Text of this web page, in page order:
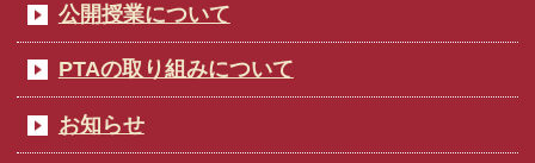
公開授業について
PTAの取り組みについて
お知らせ